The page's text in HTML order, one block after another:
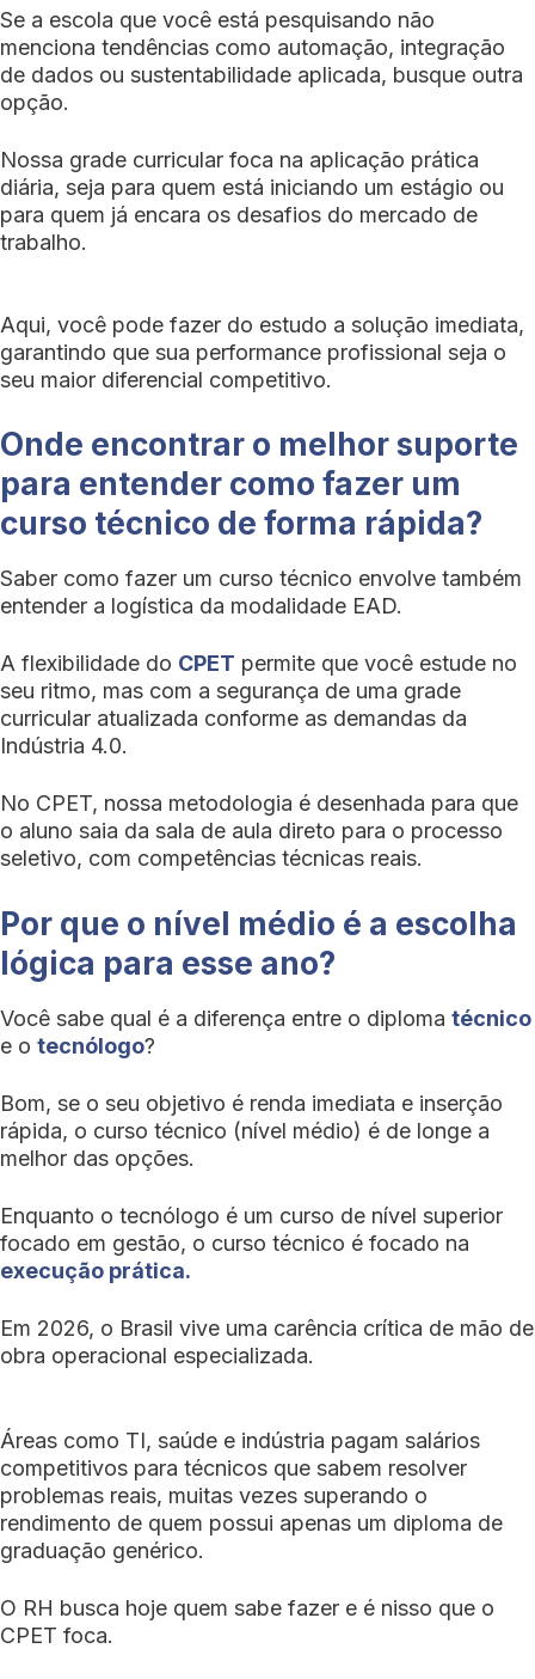
Se a escola que você está pesquisando não
menciona tendências como automação, integração
de dados ou sustentabilidade aplicada, busque outra
opção.
Nossa grade curricular foca na aplicação prática
diária, seja para quem está iniciando um estágio ou
para quem já encara os desafios do mercado de
trabalho.
Aqui, você pode fazer do estudo a solução imediata,
garantindo que sua performance profissional seja o
seu maior diferencial competitivo.
Onde encontrar o melhor suporte
para entender como fazer um
curso técnico de forma rápida?
Saber como fazer um curso técnico envolve também
entender a logística da modalidade EAD.
A flexibilidade do CPET permite que você estude no
seu ritmo, mas com a segurança de uma grade
curricular atualizada conforme as demandas da
Indústria 4.0.
No CPET, nossa metodologia é desenhada para que
o aluno saia da sala de aula direto para o processo
seletivo, com competências técnicas reais.
Por que o nível médio é a escolha
lógica para esse ano?
Você sabe qual é a diferença entre o diploma técnico
e o tecnólogo?
Bom, se o seu objetivo é renda imediata e inserção
rápida, o curso técnico (nível médio) é de longe a
melhor das opções.
Enquanto o tecnólogo é um curso de nível superior
focado em gestão, o curso técnico é focado na
execução prática.
Em 2026, o Brasil vive uma carência crítica de mão de
obra operacional especializada.
Áreas como TI, saúde e indústria pagam salários
competitivos para técnicos que sabem resolver
problemas reais, muitas vezes superando o
rendimento de quem possui apenas um diploma de
graduação genérico.
O RH busca hoje quem sabe fazer e é nisso que o
CPET foca.